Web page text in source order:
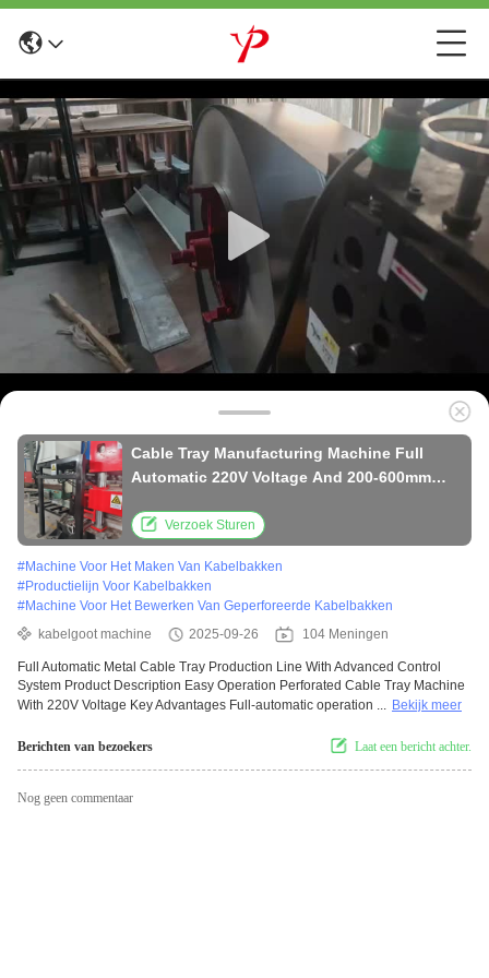
Cable Tray Manufacturing Machine Full
Automatic 220V Voltage And 200-600mm
Verzoek Sturen
#Machine Voor Het Maken Van Kabelbakken
#Productielijn Voor Kabelbakken
#Machine Voor Het Bewerken Van Geperforeerde Kabelbakken
kabelgoot machine
2025-09-26 104 Meningen
Full Automatic Metal Cable Tray Production Line With Advanced Control
System Product Description Easy Operation Perforated Cable Tray Machine
With 220V Voltage Key Advantages Full-automatic operation ... Bekijk meer
Berichten van bezoekers Laat een bericht achter.
Nog geen commentaar